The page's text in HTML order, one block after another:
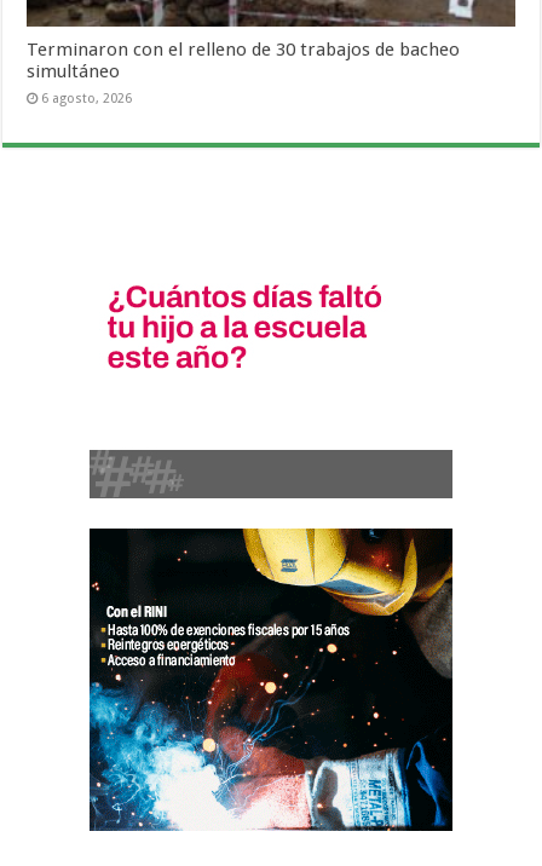
Terminaron con el relleno de 30 trabajos de bacheo
simultáneo
6 agosto, 2026